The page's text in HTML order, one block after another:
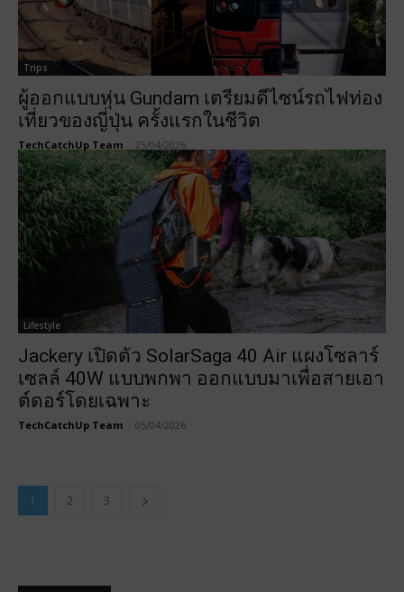
Trips
ผู้ออกแบบหุ่น Gundam เตรียมดีไซน์รถไฟท่อง
เที่ยวของญี่ปุ่น ครั้งแรกในชีวิต
TechCatchUp Team 25/04/2026
Lifestyle
Jackery เปิดตัว SolarSaga 40 Air แผงโซลาร์
เซลล์ 40W แบบพกพา ออกแบบมาเพื่อสายเอา
ต์ดอร์โดยเฉพาะ
TechCatchUp Team 05/04/2026
1 2 3